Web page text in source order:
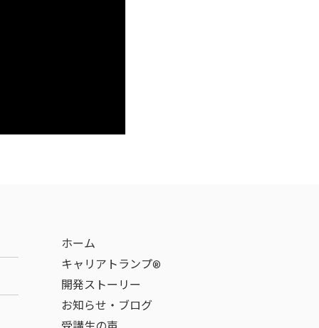
ホーム
キャリアトランプ®
開発ストーリー
お知らせ・ブログ